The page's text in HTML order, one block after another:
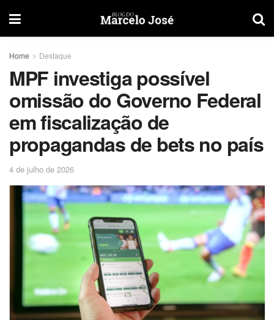
Home Destaque
MPF investiga possível
omissão do Governo Federal
em fiscalização de
propagandas de bets no país
4 de julho de 2026